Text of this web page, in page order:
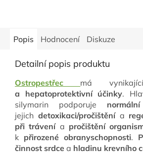
Popis Hodnocení Diskuze
Detailní popis produktu
Ostropestřec má
a hepatoprotektivní účinky.
silymarin podporuje
jejich detoxikaci/pročištěnía
při trávení a pročištění
k přirozené obranyschopnosti.
činnost srdce a hladinu krevního